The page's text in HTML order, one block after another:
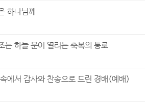
하나님께
는 하늘 문이 열리는 축복의 통로
에서 감사와 찬송으로 드린 경배(예배)